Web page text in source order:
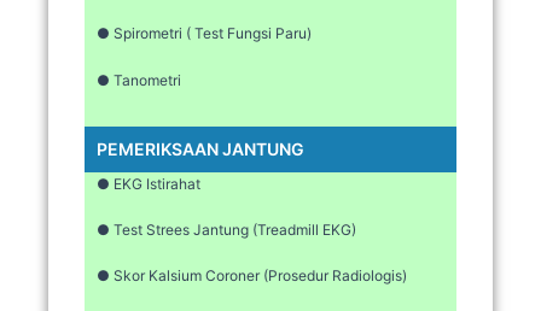
● Spirometri ( Test Fungsi Paru)
● Tanometri
PEMERIKSAAN JANTUNG
● EKG Istirahat
● Test Strees Jantung (Treadmill EKG)
● Skor Kalsium Coroner (Prosedur Radiologis)